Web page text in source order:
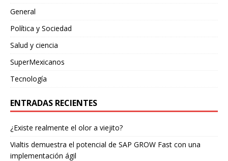
General
Política y Sociedad
Salud y ciencia
SuperMexicanos
Tecnología
ENTRADAS RECIENTES
¿Existe realmente el olor a viejito?
Vialtis demuestra el potencial de SAP GROW Fast con una
implementación ágil